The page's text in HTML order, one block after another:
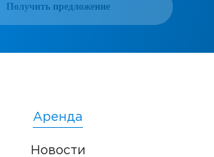
Получить предложение
Аренда
Новости